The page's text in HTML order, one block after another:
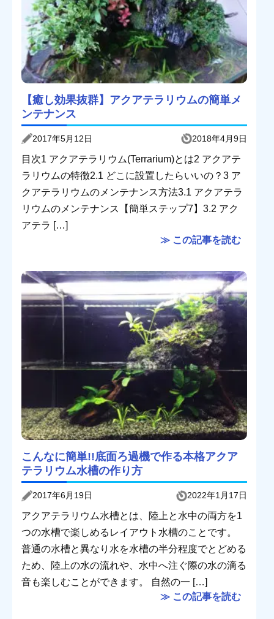
【癒し効果抜群】アクアテラリウムの簡単メ
ンテナンス
2017年5月12日 2018年4月9日
目次1 アクアテラリウム(Terrarium)とは2 アクアテ
ラリウムの特徴2.1 どこに設置したらいいの？3 ア
クアテラリウムのメンテナンス方法3.1 アクアテラ
リウムのメンテナンス【簡単ステップ7】3.2 アク
アテラ […]
≫ この記事を読む
こんなに簡単!!底面ろ過機で作る本格アクア
テラリウム水槽の作り方
2017年6月19日 2022年1月17日
アクアテラリウム水槽とは、陸上と水中の両方を1
つの水槽で楽しめるレイアウト水槽のことです。
普通の水槽と異なり水を水槽の半分程度でとどめる
ため、陸上の水の流れや、水中へ注ぐ際の水の滴る
音も楽しむことができます。 自然の一 […]
≫ この記事を読む